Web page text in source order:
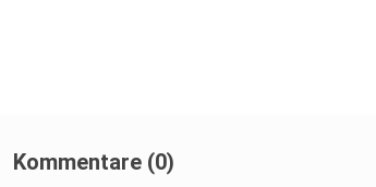
Kommentare (0)